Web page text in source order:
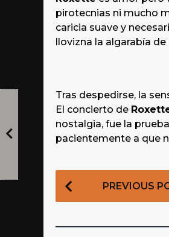
pirotecnias ni mucho
caricia suave y
llovizna la algarabía
Tras despedirse, la
El concierto de
nostalgia, fue la
pacientemente a que
P
o
PREVIOUS